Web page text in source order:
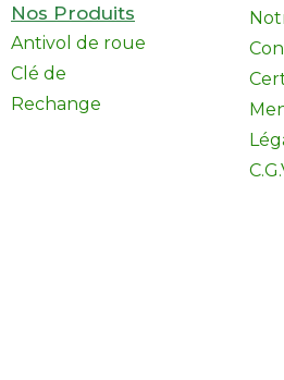
Nos Produits
Antivol de roue
Clé de
Rechange